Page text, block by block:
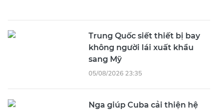
Trung Quốc siết thiết bị bay
không người lái xuất khẩu
sang Mỹ
05/08/2026 23:35
Nga giúp Cuba cải thiện hệ